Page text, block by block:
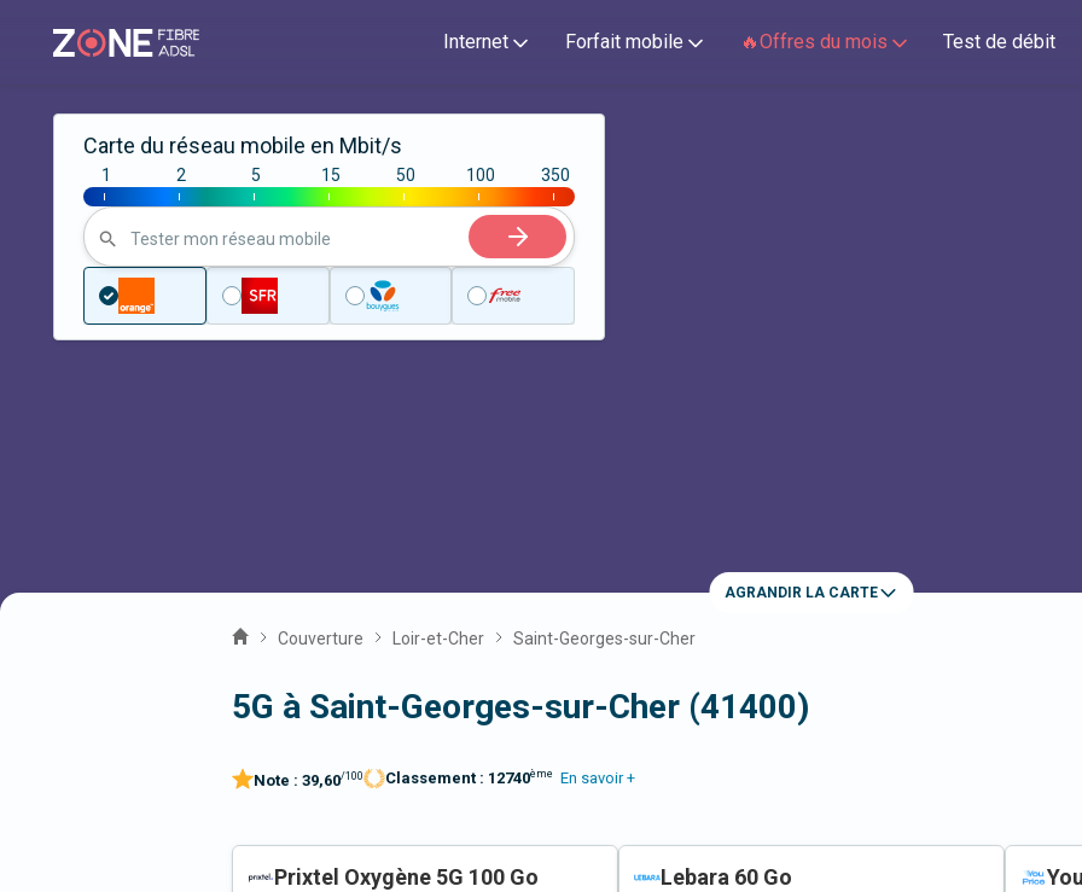
Internet Forfait mobile 🔥Offres du mois Test de débit
Carte du réseau mobile en Mbit/s
|
1
|
2
|
5
|
15
|
50
|
100
|
350
Tester mon réseau mobile
AGRANDIR LA CARTE
Couverture Loir-et-Cher Saint-Georges-sur-Cher
5G à Saint-Georges-sur-Cher (41400)
Note : 39,60/100 Classement : 12740ème En savoir +
Prixtel Oxygène 5G 100 Go Lebara 60 Go